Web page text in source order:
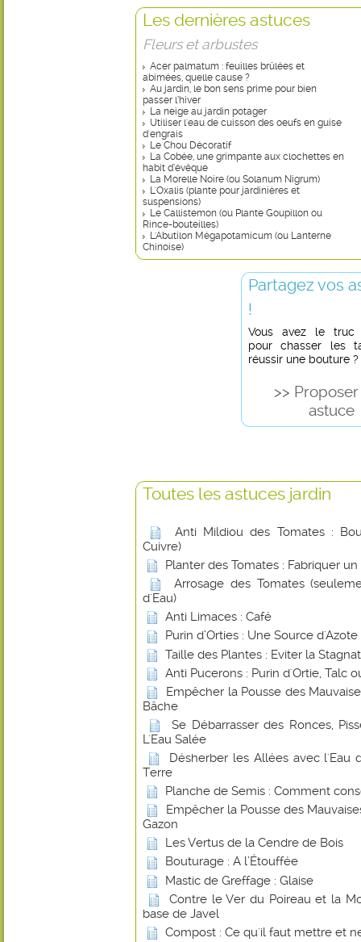
Les dernières astuces
Fleurs et arbustes
Acer palmatum : feuilles brûlées et
abimées, quelle cause ?
Au jardin, le bon sens prime pour bien
passer l’hiver
La neige au jardin potager
Utiliser l'eau de cuisson des oeufs en guise
d'engrais
Le Chou Décoratif
La Cobée, une grimpante aux clochettes en
habit d’évêque
La Morelle Noire (ou Solanum Nigrum)
L'Oxalis (plante pour jardinières et
suspensions)
Le Callistemon (ou Plante Goupillon ou
Rince-bouteilles)
L'Abutilon Mégapotamicum (ou Lanterne
Chinoise)
Partagez vos
!
Vous avez le truc
pour chasser les
réussir une bouture ?
>>
astuce
Toutes les astuces jardin
Anti Mildiou des Tomates :
Cuivre)
Planter des Tomates : Fabriquer
Arrosage des Tomates
d'Eau)
Anti Limaces : Café
Purin d’Orties : Une Source
Taille des Plantes : Eviter la
Anti Pucerons : Purin d'Ortie, Talc
Empêcher la Pousse des
Bâche
Se Débarrasser des Ronces,
L'Eau Salée
Désherber les Allées avec l'Eau
Terre
Planche de Semis : Comment
Empêcher la Pousse des
Gazon
Les Vertus de la Cendre de Bois
Bouturage : A l’Étouffée
Mastic de Greffage : Glaise
Contre le Ver du Poireau et la
base de Javel
Compost : Ce qu'il faut mettre et